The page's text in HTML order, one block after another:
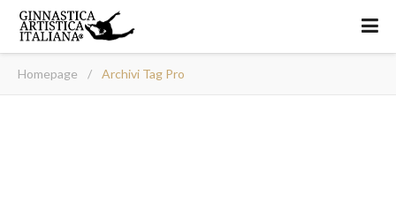
Homepage / Archivi Tag Pro